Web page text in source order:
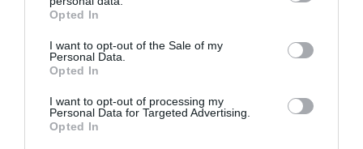
Opted In
I want to opt-out of the Sale of my
Personal Data.
Opted In
I want to opt-out of processing my
Personal Data for Targeted Advertising.
Opted In